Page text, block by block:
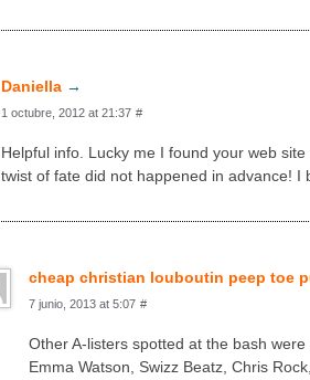
Daniella →
1 octubre, 2012 at 21:37 #
Helpful info. Lucky me I fоund your web
twist of fate did not happened in advance! I
cheap christian louboutin peep toe
7 junio, 2013 at 5:07 #
Other A-listers spotted at the bash
Emma Watson, Swizz Beatz, Chris